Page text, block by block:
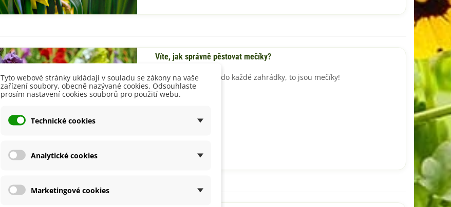
Víte, jak správně pěstovat mečíky?
Nádherné květy do každé zahrádky, to jsou mečíky!
Číst více
Tyto webové stránky ukládají v souladu se zákony na vaše
zařízení soubory, obecně nazývané cookies. Odsouhlaste
prosím nastavení cookies souborů pro použití webu.
Technické cookies
Analytické cookies
Marketingové cookies